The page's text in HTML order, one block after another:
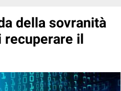
della sovranità
recuperare il